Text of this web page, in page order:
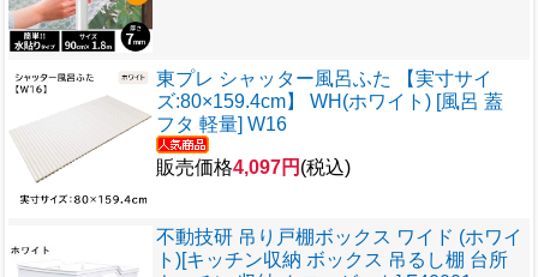
東プレ シャッター風呂ふた 【実寸サイ
ズ:80×159.4cm】 WH(ホワイト) [風呂 蓋
フタ 軽量] W16
販売価格4,097円 (税込)
不動技研 吊り戸棚ボックス ワイド (ホワイ
ト)[キッチン収納 ボックス 吊るし棚 台所